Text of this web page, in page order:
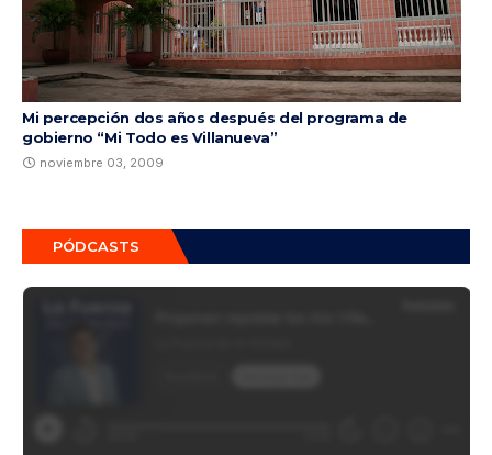
Mi percepción dos años después del programa de
gobierno “Mi Todo es Villanueva”
noviembre 03, 2009
PÓDCASTS